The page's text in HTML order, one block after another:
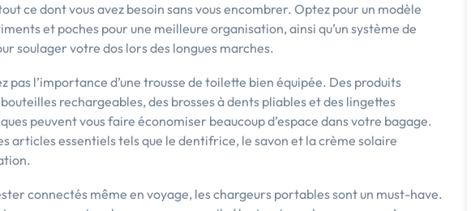
ce dont vous avez besoin sans vous encombrer. Optez pour un modèle
et poches pour une meilleure organisation, ainsi qu’un système de
soulager votre dos lors des longues marches.
pas l’importance d’une trousse de toilette bien équipée. Des produits
rechargeables, des brosses à dents pliables et des lingettes
peuvent vous faire économiser beaucoup d’espace dans votre bagage.
articles essentiels tels que le dentifrice, le savon et la crème solaire
connectés même en voyage, les chargeurs portables sont un must-have.